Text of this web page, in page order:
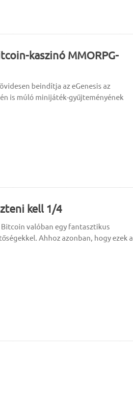
kaszinó MMORPG-
beindítja az eGenesis az
is múló minijáték-gyűjteményének
kell 1/4
Bitcoin valóban egy fantasztikus
Ahhoz azonban, hogy ezek a